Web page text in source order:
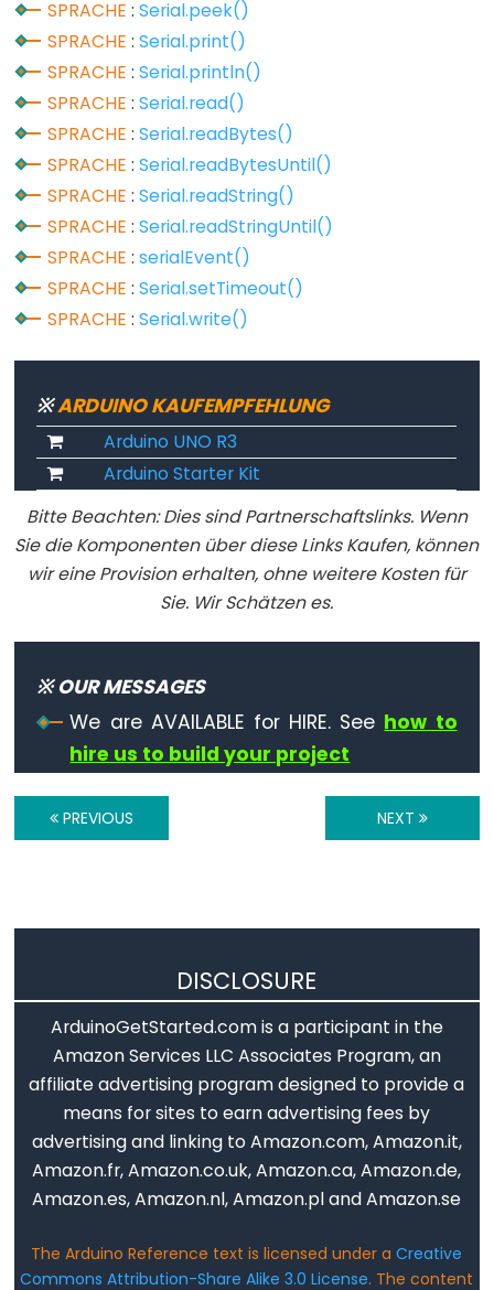
analogRead()
analogReference()
analogWrite()
Advanced
IO
shiftIn()
shiftOut()
tone()
Serial
Serial.availableForWrite()
Serial.begin()
Serial.end()
Serial.find()
Serial.findUntil()
if(Serial)
Serial.parseInt()
Serial.peek()
Serial.print()
Serial.println()
Serial.read()
Serial.readBytes()
Serial.readBytesUntil()
Serial.readStringUntil()
SPRACHE :Serial.peek()
SPRACHE :Serial.print()
SPRACHE :Serial.println()
SPRACHE :Serial.read()
SPRACHE :Serial.readBytes()
SPRACHE :Serial.readBytesUntil()
SPRACHE :Serial.readString()
SPRACHE :Serial.readStringUntil()
SPRACHE :serialEvent()
SPRACHE :Serial.setTimeout()
SPRACHE :Serial.write()
※ARDUINO KAUFEMPFEHLUNG
Arduino UNO R3
Arduino Starter Kit
Bitte Beachten: Dies sind Partnerschaftslinks. Wenn
Sie die Komponenten über diese Links Kaufen, können
wir eine Provision erhalten, ohne weitere Kosten für
Sie. Wir Schätzen es.
※ OUR MESSAGES
We are AVAILABLE for HIRE. See how to
hire us to build your project
PREVIOUS NEXT
DISCLOSURE
ArduinoGetStarted.com is a participant in the
Amazon Services LLC Associates Program, an
affiliate advertising program designed to provide a
means for sites to earn advertising fees by
advertising and linking to Amazon.com, Amazon.it,
Amazon.fr, Amazon.co.uk, Amazon.ca, Amazon.de,
Amazon.es, Amazon.nl, Amazon.pl and Amazon.se
The Arduino Reference text is licensed under aCreative
Commons Attribution-Share Alike 3.0 License. The content